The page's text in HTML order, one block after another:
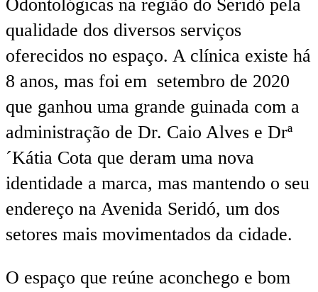
Odontológicas na região do Seridó pela
qualidade dos diversos serviços
oferecidos no espaço. A clínica existe há
8 anos, mas foi em setembro de 2020
que ganhou uma grande guinada com a
administração de Dr. Caio Alves e Drª
´Kátia Cota que deram uma nova
identidade a marca, mas mantendo o seu
endereço na Avenida Seridó, um dos
setores mais movimentados da cidade.
O espaço que reúne aconchego e bom